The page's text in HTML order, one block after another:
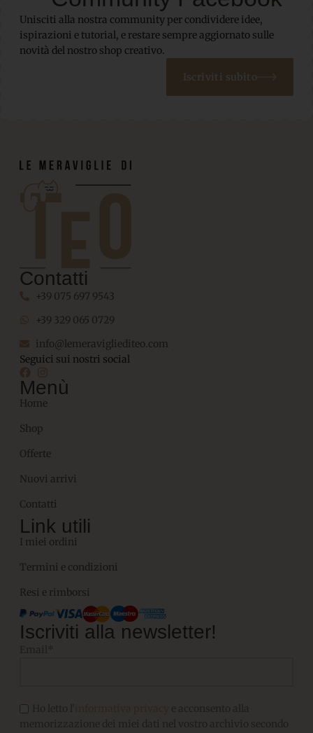
Unisciti alla nostra community per condividere idee,
ispirazioni e tutorial, e restare sempre aggiornato sulle
novità del nostro shop creativo.
Iscriviti subito
Contatti
+39 075 697 9543
+39 329 065 0729
info@lemeravigliediteo.com
Seguici sui nostri social
Menù
Home
Shop
Offerte
Nuovi arrivi
Contatti
Link utili
I miei ordini
Termini e condizioni
Resi e rimborsi
Iscriviti alla newsletter!